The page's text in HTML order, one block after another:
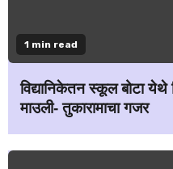
1 min read
विद्यानिकेतन स्कूल बोटा येथे
माउली- तुकारामाचा गजर